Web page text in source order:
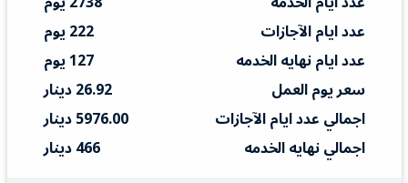
عدد ايام الآجازات
222 يوم
عدد ايام نهايه الخدمه
127 يوم
سعر يوم العمل
26.92 دينار
اجمالي عدد ايام الآجازات
5976.00 دينار
اجمالي نهايه الخدمه
466 دينار